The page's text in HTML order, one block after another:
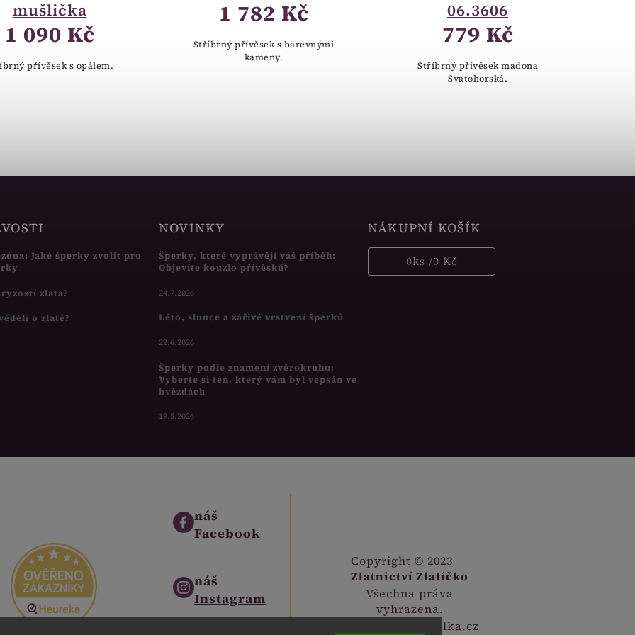
mušlička
1 090 Kč
přívěsek s opálem.
1 782 Kč
Stříbrný přívěsek s barevnými
kameny.
06.3606
779 Kč
Stříbrný přívěsek madona
Svatohorská.
Jaké šperky zvolit pro
ryzostí zlata?
o zlatě?
NOVINKY
Šperky, které vyprávějí váš příběh:
Objevíte kouzlo přívěsků?
24.7.2026
Léto, slunce a zářivé vrstvení šperků
22.6.2026
Šperky podle znamení zvěrokruhu:
Vyberte si ten, který vám byl vepsán ve
hvězdách
19.5.2026
NÁKUPNÍ KOŠÍK
0ks /0 Kč
náš
Facebook
náš
Instagram
Copyright © 2023
Zlatnictví Zlatíčko
Všechna práva
vyhrazena.
Digitalka.cz